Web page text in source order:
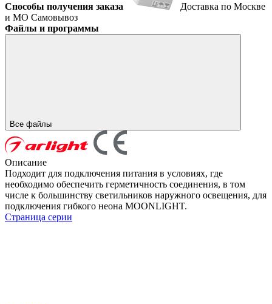
Способы получения заказа
Доставка по Москве
и МО Самовывоз
Файлы и программы
Все файлы
Описание
Подходит для подключения питания в условиях, где
необходимо обеспечить герметичность соединения, в том
числе к большинству светильников наружного освещения, для
подключения гибкого неона MOONLIGHT.
Страница серии